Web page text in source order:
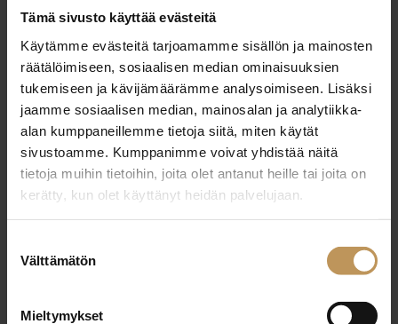
Tämä sivusto käyttää evästeitä
Käytämme evästeitä tarjoamamme sisällön ja mainosten
räätälöimiseen, sosiaalisen median ominaisuuksien
tukemiseen ja kävijämäärämme analysoimiseen. Lisäksi
jaamme sosiaalisen median, mainosalan ja analytiikka-
alan kumppaneillemme tietoja siitä, miten käytät
sivustoamme. Kumppanimme voivat yhdistää näitä
tietoja muihin tietoihin, joita olet antanut heille tai joita on
kerätty, kun olet käyttänyt heidän palvelujaan.
valinta
Välttämätön
Mieltymykset
Ota yhteyttä
Juha Heino